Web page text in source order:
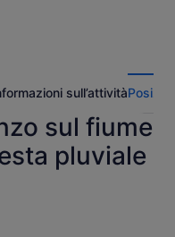
sull’attività
sul fiume
pluviale